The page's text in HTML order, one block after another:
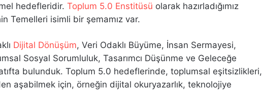
hedefleridir. Toplum 5.0 Enstitüsü olarak hazırladığımız
Temelleri isimli bir şemamız var.
Dijital Dönüşüm, Veri Odaklı Büyüme, İnsan Sermayesi,
Sosyal Sorumluluk, Tasarımcı Düşünme ve Geleceğe
atıfta bulunduk. Toplum 5.0 hedeflerinde, toplumsal eşitsizlikleri,
aşabilmek için, örneğin dijital okuryazarlık, teknolojiye